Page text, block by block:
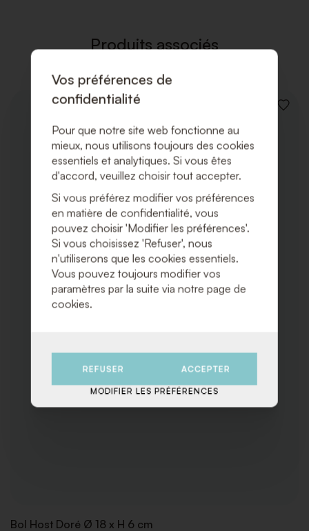
Produits associés
Bol Host Doré Ø 18 x H 6 cm
Vos préférences de
confidentialité
Pour que notre site web fonctionne au
mieux, nous utilisons toujours des cookies
essentiels et analytiques. Si vous êtes
d'accord, veuillez choisir tout accepter.
Si vous préférez modifier vos préférences
en matière de confidentialité, vous
pouvez choisir 'Modifier les préférences'.
Si vous choisissez 'Refuser', nous
n'utiliserons que les cookies essentiels.
Vous pouvez toujours modifier vos
paramètres par la suite via notre page de
cookies.
REFUSER ACCEPTER
MODIFIER LES PRÉFÉRENCES